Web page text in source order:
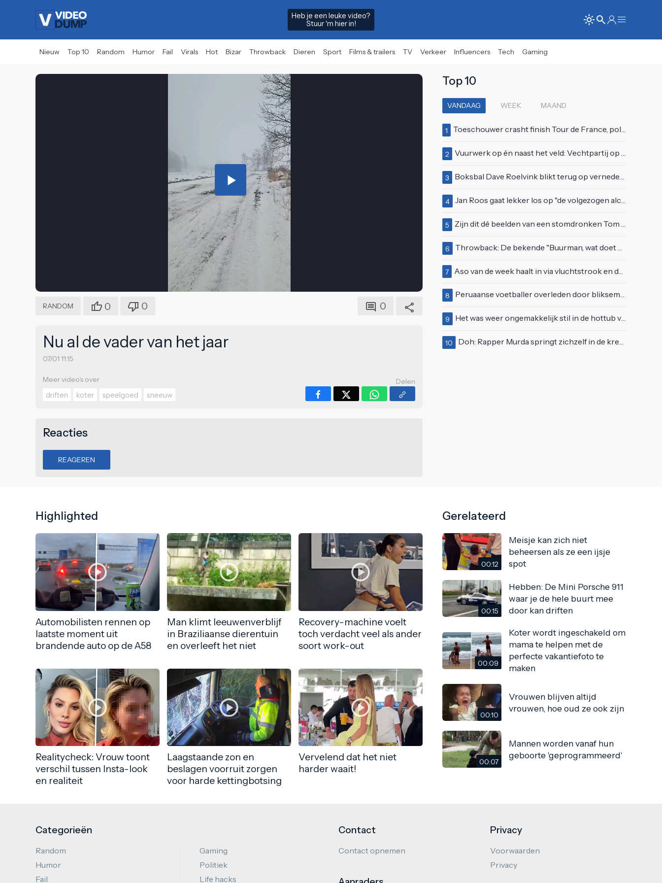
Heb je een leuke video?
Stuur 'm hier in!
Nieuw Top 10 Random Humor Fail Virals Hot Bizar Throwback Dieren Sport Films & trailers TV Verkeer Influencers Tech Gaming
Play
Video
RANDOM 0 0 0
Nu al de vader van het jaar
07/01 11:15
Meer video's over
driften
koter speelgoed sneeuw
Delen
Reacties
REAGEREN
Top 10
VANDAAG WEEK MAAND
1 Toeschouwer crasht finish Tour de France, politie deelt bodycheck uit
2 Vuurwerk op én naast het veld: Vechtpartij op Ajax-tribune tussen supporters en stewards
3 Boksbal Dave Roelvink blikt terug op vernedering na z'n gevecht met Melvin Manhoef
4 Jan Roos gaat lekker los op "de volgezogen alcoholspons" Robert Jensen
5 Zijn dit dé beelden van een stomdronken Tom Waes vlak voordat hij in z'n auto stapte?
6 Throwback: De bekende "Buurman, wat doet u nu?"-scène uit Flodder met Tatjana Šimić
7 Aso van de week haalt in via vluchtstrook en deelt gevaarlijke brake check uit
8 Peruaanse voetballer overleden door blikseminslag tijdens wedstrijd, vijf anderen gewond
9 Het was weer ongemakkelijk stil in de hottub van Lang Leve de Liefde
10 Doh: Rapper Murda springt zichzelf in de kreukels op het Moonstar Festival
Highlighted
Automobilisten rennen op
laatste moment uit
brandende auto op de A58
Man klimt leeuwenverblijf
in Braziliaanse dierentuin
en overleeft het niet
Recovery-machine voelt
toch verdacht veel als ander
soort work-out
Realitycheck: Vrouw toont
verschil tussen Insta-look
en realiteit
Laagstaande zon en
beslagen voorruit zorgen
voor harde kettingbotsing
Vervelend dat het niet
harder waait!
Gerelateerd
00:12
Meisje kan zich niet
beheersen als ze een ijsje
spot
00:15
Hebben: De Mini Porsche 911
waar je de hele buurt mee
door kan driften
00:09
Koter wordt ingeschakeld om
mama te helpen met de
perfecte vakantiefoto te
maken
00:10
Vrouwen blijven altijd
vrouwen, hoe oud ze ook zijn
00:07
Mannen worden vanaf hun
geboorte 'geprogrammeerd'
Categorieën
Random
Humor
Fail
Gaming
Politiek
Life hacks
Contact
Contact opnemen
Privacy
Voorwaarden
Privacy